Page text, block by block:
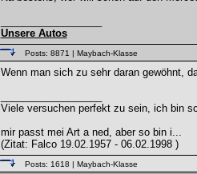
Unsere Autos
Posts: 8871 | Maybach-Klasse
Wenn man sich zu sehr daran gewöhnt,
Viele versuchen perfekt zu sein, ich bin
mir passt mei Art a ned, aber so bin i...
(Zitat: Falco 19.02.1957 - 06.02.1998 )
Posts: 1618 | Maybach-Klasse